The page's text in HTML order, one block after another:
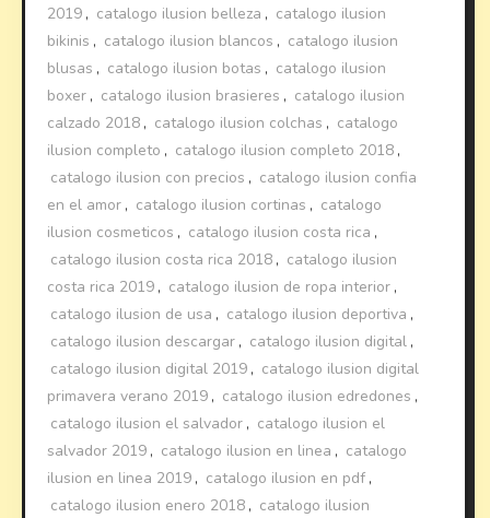
2019 , catalogo ilusion belleza , catalogo ilusion
bikinis , catalogo ilusion blancos , catalogo ilusion
blusas , catalogo ilusion botas , catalogo ilusion
boxer , catalogo ilusion brasieres , catalogo ilusion
calzado 2018 , catalogo ilusion colchas , catalogo
ilusion completo , catalogo ilusion completo 2018 ,
catalogo ilusion con precios , catalogo ilusion confia
en el amor , catalogo ilusion cortinas , catalogo
ilusion cosmeticos , catalogo ilusion costa rica ,
catalogo ilusion costa rica 2018 , catalogo ilusion
costa rica 2019 , catalogo ilusion de ropa interior ,
catalogo ilusion de usa , catalogo ilusion deportiva ,
catalogo ilusion descargar , catalogo ilusion digital ,
catalogo ilusion digital 2019 , catalogo ilusion digital
primavera verano 2019 , catalogo ilusion edredones ,
catalogo ilusion el salvador , catalogo ilusion el
salvador 2019 , catalogo ilusion en linea , catalogo
ilusion en linea 2019 , catalogo ilusion en pdf ,
catalogo ilusion enero 2018 , catalogo ilusion